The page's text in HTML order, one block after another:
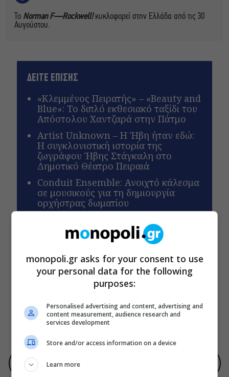
To Norman F—Rockwell!κυκλοφορεί στην Ελλάδα από τις 30
Αυγούστου.
ΔΕΙΤΕ ΕΠΙΣΗΣ
«Κλεμμένος Πειρατής» – «Beauty and
Blue»: Το διπλό εκθεσιακό ταξίδι του
Απόστολου Χαντζαρά στην Πάτμο
Artist Unknown – Η Ήβη ήταν εδώ:
Η συγκλονιστική ιστορία της
ζωγράφου Ήβης Στάγκαλη στο
Δημοτικό Θέατρο Πειραιά
Conduit Ensemble: Ανοιχτό κάλεσμα
σε μουσικούς για τη δημιουργία
ορχήστρας δωματίου
ΕΓΓΡΑΦΕΙΤΕ ΣΤΟ NEWSLETTER ΜΑΣ
Βρες καθημερινά στο email σου τα πιο δημοφιλή θέματα
του Monopoli.gr και ό,τι καλύτερο συμβαίνει στην πόλη!
ΠΟΛΙΤΙΚΗ ΠΡΟΣΤΑΣΙΑΣ ΑΠΟΡΡΗΤΟΥ
Προσθήκη του monopoli.gr ως προτεινόμενη πηγή στην Google
monopoli.gr asks for your consent to use
your personal data for the following
purposes:
Personalised advertising and content, advertising and
content measurement, audience research and
services development
Store and/or access information on a device
Learn more